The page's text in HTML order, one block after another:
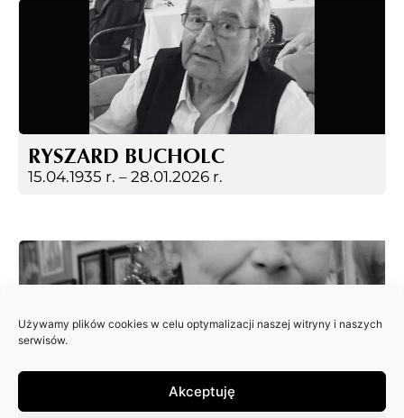
Używamy plików cookies w celu optymalizacji naszej witryny i naszych
serwisów.
Akceptuję
RYSZARD BUCHOLC
15.04.1935 r. – 28.01.2026 r.